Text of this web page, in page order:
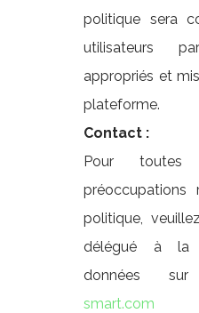
politique sera
utilisateurs
appropriés et
plateforme.
Contact :
Pour toutes
politique,
délégué à la
données
smart.com